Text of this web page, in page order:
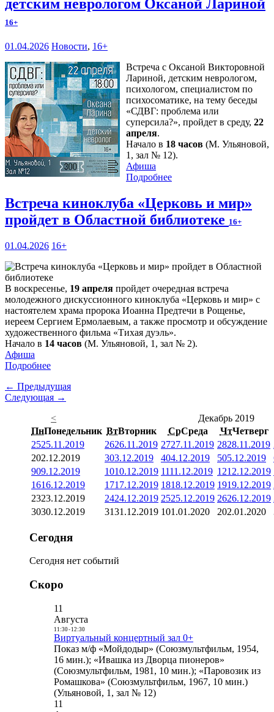
детским неврологом Оксаной Лариной
16+
01.04.2026 Новости, 16+
Встреча с Оксаной Викторовной
Лариной, детским неврологом,
психологом, специалистом по
психосоматике, на тему беседы
«СДВГ: проблема или
суперсила?», пройдет в среду, 22
апреля.
Начало в 18 часов (М. Ульяновой,
1, зал № 12).
Афиша
Подробнее
Встреча киноклуба «Церковь и мир»
пройдет в Областной библиотеке 16+
01.04.2026 16+
В воскресенье, 19 апреля пройдет очередная встреча
молодежного дискуссионного киноклуба «Церковь и мир» с
настоятелем храма пророка Иоанна Предтечи в Рощенье,
иереем Сергием Ермолаевым, а также просмотр и обсуждение
художественного фильма «Тихая дуэль».
Начало в 14 часов (М. Ульяновой, 1, зал № 2).
Афиша
Подробнее
← Предыдущая
Следующая →
<
Декабрь 2019
ПнПонедельник ВтВторник СрСреда ЧтЧетверг
2525.11.2019 2626.11.2019 2727.11.2019 2828.11.2019
202.12.2019 303.12.2019 404.12.2019 505.12.2019
909.12.2019 1010.12.2019 1111.12.2019 1212.12.2019
1616.12.2019 1717.12.2019 1818.12.2019 1919.12.2019
2323.12.2019 2424.12.2019 2525.12.2019 2626.12.2019
3030.12.2019 3131.12.2019 101.01.2020 202.01.2020
Сегодня
Сегодня нет событий
Скоро
11
Августа
11:30- 12:30
Виртуальный концертный зал 0+
Показ м/ф «Мойдодыр» (Союзмультфильм, 1954,
16 мин.); «Ивашка из Дворца пионеров»
(Союзмультфильм, 1981, 10 мин.); «Паровозик из
Ромашкова» (Союзмультфильм, 1967, 10 мин.)
(Ульяновой, 1, зал № 12)
11